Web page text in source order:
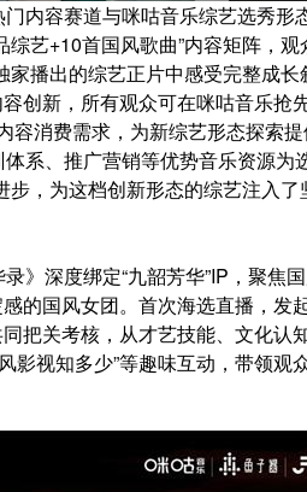
内容赛道与咪咕音乐综艺选秀形
艺+10首国风歌曲”内容矩阵，
播出的综艺正片中感受完整成
创新，所有观众可在咪咕音乐抢
消费需求，为新综艺形态探索提
系、推广营销等优势音乐资源为
，为这档创新形态的综艺注入
》深度绑定“九韶芳华”IP，聚焦
的国风女团。首次海选直播，发
把关考核，从才艺技能、文化认
影视知多少”等趣味互动，带领观